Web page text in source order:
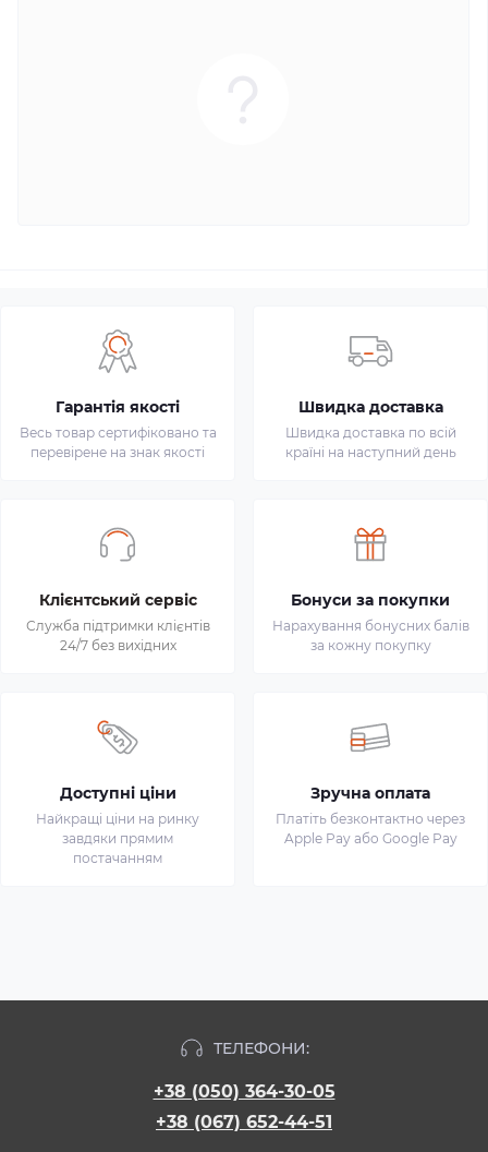
Гарантія якості
Весь товар сертифіковано та
перевірене на знак якості
Швидка доставка
Швидка доставка по всій
країні на наступний день
Клієнтський сервіс
Служба підтримки клієнтів
24/7 без вихідних
Бонуси за покупки
Нарахування бонусних балів
за кожну покупку
Доступні ціни
Найкращі ціни на ринку
завдяки прямим
постачанням
Зручна оплата
Платіть безконтактно через
Apple Pay або Google Pay
ТЕЛЕФОНИ:
+38 (050) 364-30-05
+38 (067) 652-44-51